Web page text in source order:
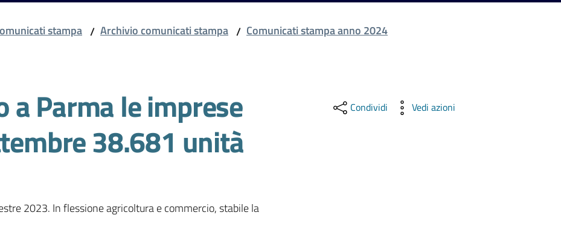
stampa / Archivio comunicati stampa / Comunicati stampa anno 2024
a Parma le imprese
38.681 unità
2023. In flessione agricoltura e commercio, stabile la
Condividi Vedi azioni